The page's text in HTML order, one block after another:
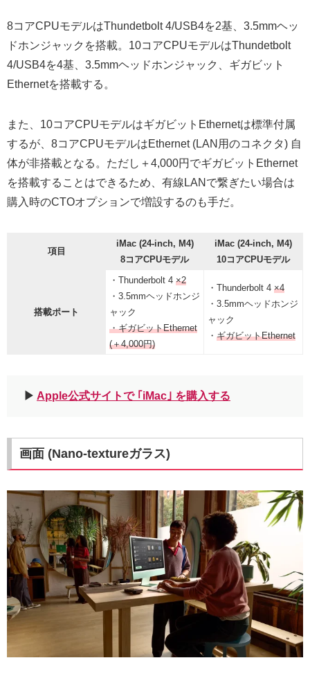
8コアCPUモデルはThundetbolt 4/USB4を2基、3.5mmヘッ
ドホンジャックを搭載。10コアCPUモデルはThundetbolt
4/USB4を4基、3.5mmヘッドホンジャック、ギガビット
Ethernetを搭載する。
また、10コアCPUモデルはギガビットEthernetは標準付属
するが、8コアCPUモデルはEthernet (LAN用のコネクタ) 自
体が非搭載となる。ただし＋4,000円でギガビットEthernet
を搭載することはできるため、有線LANで繋ぎたい場合は
購入時のCTOオプションで増設するのも手だ。
項目
iMac (24-inch, M4)
8コアCPUモデル
iMac (24-inch, M4)
10コアCPUモデル
搭載ポート
・Thunderbolt 4 ×2
・3.5mmヘッドホンジ
ャック
・ギガビットEthernet
(＋4,000円)
・Thunderbolt 4 ×4
・3.5mmヘッドホンジ
ャック
・ ギガビットEthernet
▶︎ Apple公式サイトで ｢iMac｣ を購入する
画面 (Nano-textureガラス)